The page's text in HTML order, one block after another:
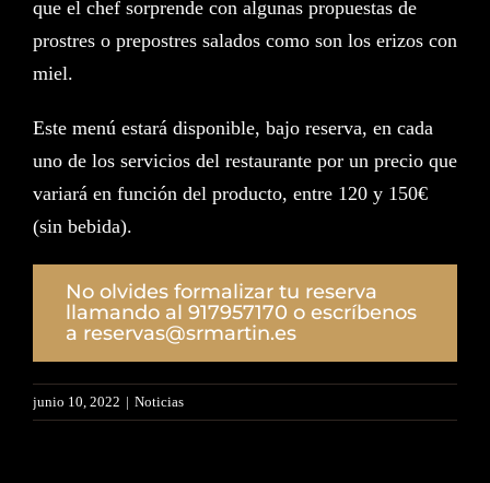
que el chef sorprende con algunas propuestas de
prostres o prepostres salados como son los erizos con
miel. ​ ​
Este menú estará disponible, bajo reserva, en cada
uno de los servicios del restaurante por un precio que
variará en función del producto, entre 120 y 150€
(sin bebida).
No olvides formalizar tu reserva
llamando al 917957170 o escríbenos
a reservas@srmartin.es
junio 10, 2022 | Noticias